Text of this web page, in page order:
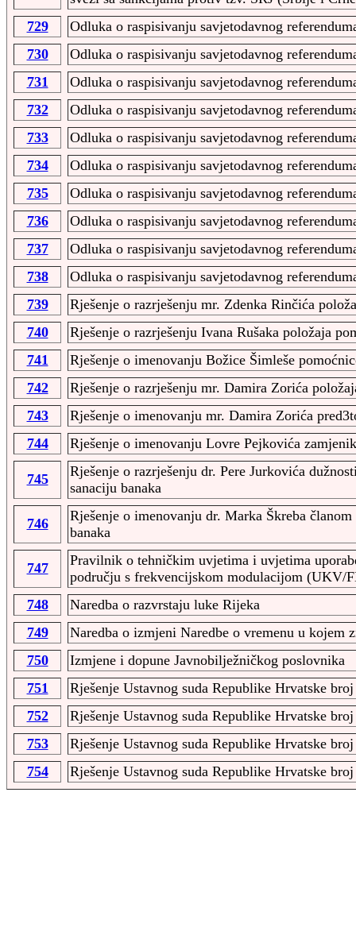
729
Odluka o raspisivanju savjetodavnog
730
Odluka o raspisivanju savjetodavnog
731
Odluka o raspisivanju savjetodavnog
732
Odluka o raspisivanju savjetodavnog
733
Odluka o raspisivanju savjetodavnog
734
Odluka o raspisivanju savjetodavnog
735
Odluka o raspisivanju savjetodavnog
736
Odluka o raspisivanju savjetodavnog
737
Odluka o raspisivanju savjetodavnog
738
Odluka o raspisivanju savjetodavnog
739
Rješenje o razrješenju mr. Zdenka Rinčića
740
Rješenje o razrješenju Ivana Rušaka položaja
741
Rješenje o imenovanju Božice Šimleše
742
Rješenje o razrješenju mr. Damira Zorića
743
Rješenje o imenovanju mr. Damira Zorića
744
Rješenje o imenovanju Lovre Pejkovića
745
Rješenje o razrješenju dr. Pere Jurkovića
sanaciju banaka
746
Rješenje o imenovanju dr. Marka Škreba
banaka
747
Pravilnik o tehničkim uvjetima i uvjetima
području s frekvencijskom modulacijom (UKV/
748
Naredba o razvrstaju luke Rijeka
749
Naredba o izmjeni Naredbe o vremenu u kojem
750
Izmjene i dopune Javnobilježničkog poslovnika
751
Rješenje Ustavnog suda Republike Hrvatske
752
Rješenje Ustavnog suda Republike Hrvatske
753
Rješenje Ustavnog suda Republike Hrvatske
754
Rješenje Ustavnog suda Republike Hrvatske